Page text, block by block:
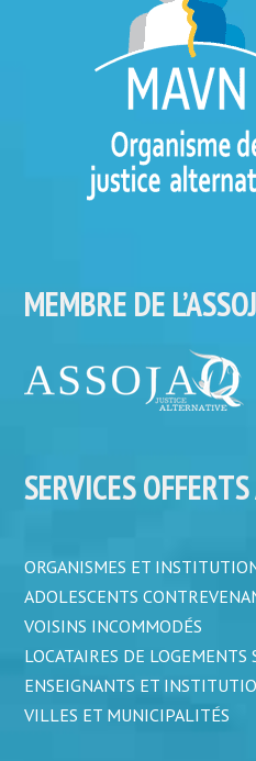
MEMBRE DE
SERVICES
ORGANISMES ET
ADOLESCENTS
VOISINS INCOMMODÉS
LOCATAIRES DE LOGEMENTS
ENSEIGNANTS ET
VILLES ET MUNICIPALITÉS